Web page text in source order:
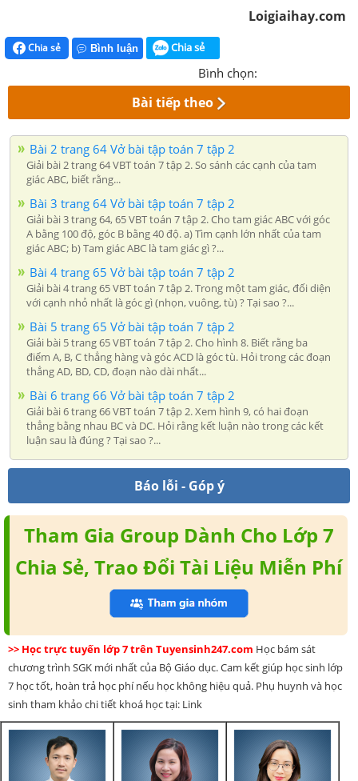
Loigiaihay.com
Chia sẻ Bình luận Chia sẻ
Bình chọn:
Bài tiếp theo
Bài 2 trang 64 Vở bài tập toán 7 tập 2
Giải bài 2 trang 64 VBT toán 7 tập 2. So sánh các cạnh của tam
giác ABC, biết rằng...
Bài 3 trang 64 Vở bài tập toán 7 tập 2
Giải bài 3 trang 64, 65 VBT toán 7 tập 2. Cho tam giác ABC với góc
A bằng 100 độ, góc B bằng 40 độ. a) Tìm cạnh lớn nhất của tam
giác ABC; b) Tam giác ABC là tam giác gì ?...
Bài 4 trang 65 Vở bài tập toán 7 tập 2
Giải bài 4 trang 65 VBT toán 7 tập 2. Trong một tam giác, đối diện
với cạnh nhỏ nhất là góc gì (nhọn, vuông, tù) ? Tại sao ?...
Bài 5 trang 65 Vở bài tập toán 7 tập 2
Giải bài 5 trang 65 VBT toán 7 tập 2. Cho hình 8. Biết rằng ba
điểm A, B, C thẳng hàng và góc ACD là góc tù. Hỏi trong các đoạn
thẳng AD, BD, CD, đoạn nào dài nhất...
Bài 6 trang 66 Vở bài tập toán 7 tập 2
Giải bài 6 trang 66 VBT toán 7 tập 2. Xem hình 9, có hai đoạn
thẳng bằng nhau BC và DC. Hỏi rằng kết luận nào trong các kết
luận sau là đúng ? Tại sao ?...
Báo lỗi - Góp ý
Tham Gia Group Dành Cho Lớp 7
Chia Sẻ, Trao Đổi Tài Liệu Miễn Phí
>> Học trực tuyến lớp 7 trên Tuyensinh247.com Học bám sát
chương trình SGK mới nhất của Bộ Giáo dục. Cam kết giúp học sinh lớp
7 học tốt, hoàn trả học phí nếu học không hiệu quả. Phụ huynh và học
sinh tham khảo chi tiết khoá học tại: Link